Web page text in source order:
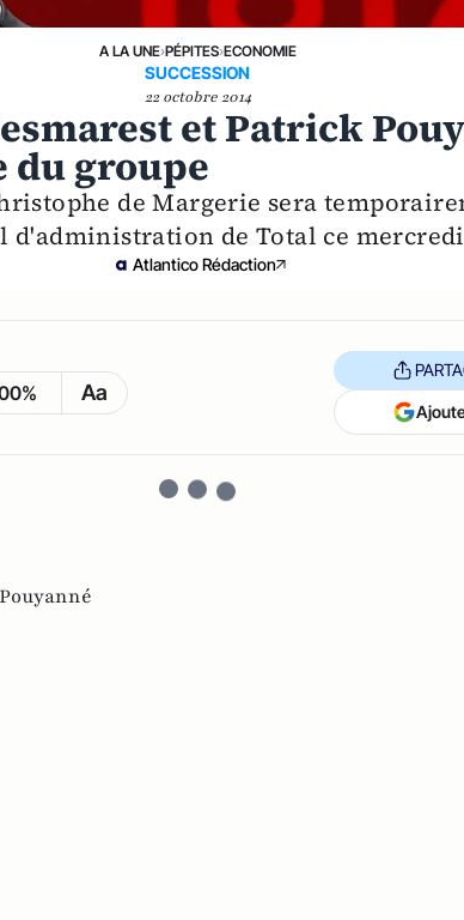
A LA UNE›PÉPITES›ECONOMIE
SUCCESSION
22 octobre 2014
et Patrick
du groupe
de Margerie sera
d'administration de Total ce
Atlantico Rédaction
Aa